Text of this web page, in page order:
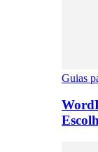
Guias